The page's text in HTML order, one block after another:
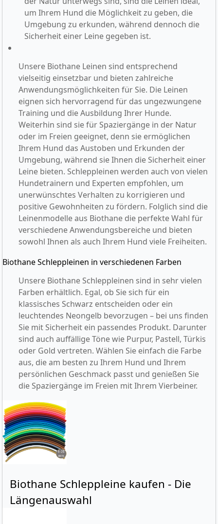
um Ihrem Hund die Möglichkeit zu geben, die
Umgebung zu erkunden, während dennoch die
Sicherheit einer Leine gegeben ist.
Unsere Biothane Leinen sind entsprechend
vielseitig einsetzbar und bieten zahlreiche
Anwendungsmöglichkeiten für Sie. Die Leinen
eignen sich hervorragend für das ungezwungene
Training und die Ausbildung Ihrer Hunde.
Weiterhin sind sie für Spaziergänge in der Natur
oder im Freien geeignet, denn sie ermöglichen
Ihrem Hund das Austoben und Erkunden der
Umgebung, während sie Ihnen die Sicherheit einer
Leine bieten. Schleppleinen werden auch von vielen
Hundetrainern und Experten empfohlen, um
unerwünschtes Verhalten zu korrigieren und
positive Gewohnheiten zu fördern. Folglich sind die
Leinenmodelle aus Biothane die perfekte Wahl für
verschiedene Anwendungsbereiche und bieten
sowohl Ihnen als auch Ihrem Hund viele Freiheiten.
Biothane Schleppleinen in verschiedenen Farben
Unsere Biothane Schleppleinen sind in sehr vielen
Farben erhältlich. Egal, ob Sie sich für ein
klassisches Schwarz entscheiden oder ein
leuchtendes Neongelb bevorzugen – bei uns finden
Sie mit Sicherheit ein passendes Produkt. Darunter
sind auch auffällige Töne wie Purpur, Pastell, Türkis
oder Gold vertreten. Wählen Sie einfach die Farbe
aus, die am besten zu Ihrem Hund und Ihrem
persönlichen Geschmack passt und genießen Sie
die Spaziergänge im Freien mit Ihrem Vierbeiner.
Biothane Schleppleine kaufen - Die
Längenauswahl